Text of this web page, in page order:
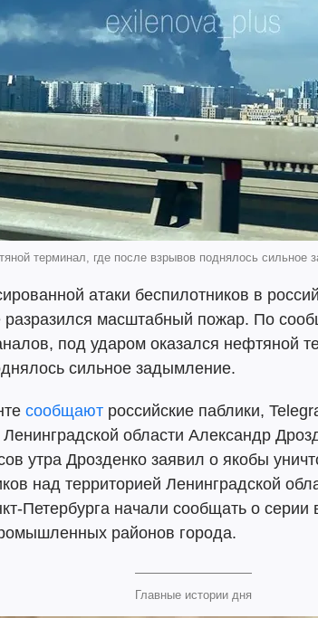
терминал, где после взрывов поднялось сильное
атаки беспилотников в
разразился масштабный пожар. По
под ударом оказался нефтяной
сильное задымление.
сообщают российские паблики,
Ленинградской области Александр
утра Дрозденко заявил о якобы
над территорией Ленинградской
Петербурга начали сообщать о
районов города.
Главные истории дня